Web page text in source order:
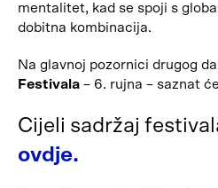
mentalitet, kad se spoji s
dobitna kombinacija.
Na glavnoj pozornici drugog
Festivala – 6. rujna – saznat
Cijeli sadržaj
ovdje.